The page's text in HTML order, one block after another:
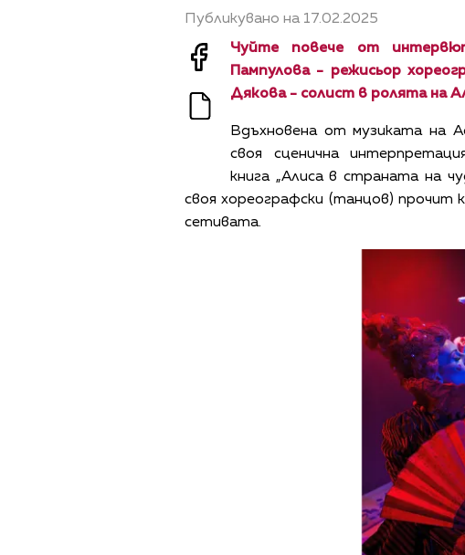
Публикувано на 17.02.2025
Чуйте повече от
Пампулова - режисьор
Дякова - солист в ролята на
Вдъхновена от музиката на
своя сценична
книга „Алиса в страната на
своя хореографски (танцов)
сетивата.